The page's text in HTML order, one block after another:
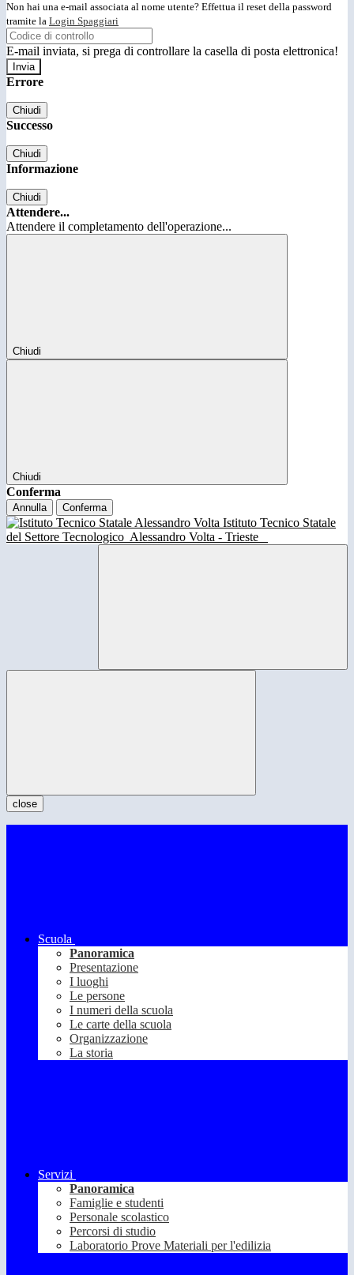
Non hai una e-mail associata al nome utente? Effettua il reset della password
tramite la Login Spaggiari
E-mail inviata, si prega di controllare la casella di posta elettronica!
Errore
Chiudi
Successo
Chiudi
Informazione
Chiudi
Attendere...
Attendere il completamento dell'operazione...
Chiudi
Chiudi
Conferma
Annulla Conferma
Istituto Tecnico Statale
del Settore Tecnologico Alessandro Volta - Trieste
close
Scuola
Panoramica
Presentazione
I luoghi
Le persone
I numeri della scuola
Le carte della scuola
Organizzazione
La storia
Servizi
Panoramica
Famiglie e studenti
Personale scolastico
Percorsi di studio
Laboratorio Prove Materiali per l'edilizia